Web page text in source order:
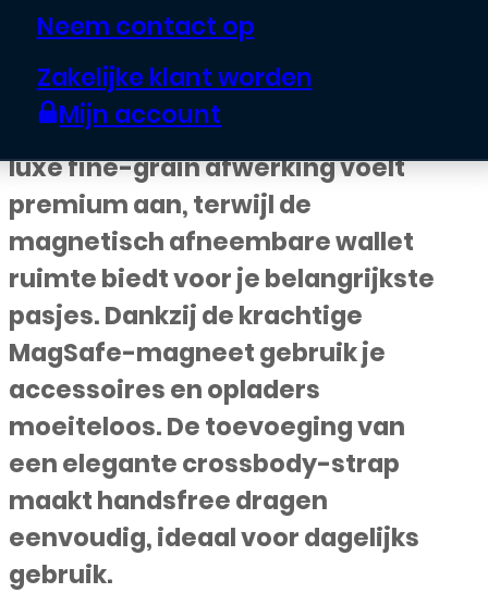
Neem contact op
Zakelijke klant worden
Mijn account
Geef je iPhone 16 pro stijlvolle én
praktische bescherming met de
CaseMania 2-in-1 Crossbody +
MagSafe Wallet Case in zwart. De
luxe fine-grain afwerking voelt
premium aan, terwijl de
magnetisch afneembare wallet
ruimte biedt voor je belangrijkste
pasjes. Dankzij de krachtige
MagSafe-magneet gebruik je
accessoires en opladers
moeiteloos. De toevoeging van
een elegante crossbody-strap
maakt handsfree dragen
eenvoudig, ideaal voor dagelijks
gebruik.